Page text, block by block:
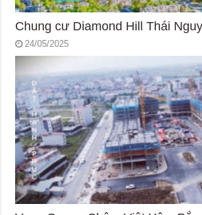
Chung cư Diamond Hill Thái
24/05/2025